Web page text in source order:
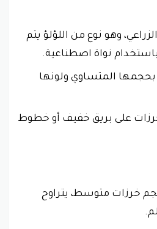
وهو نوع من اللؤلؤ يتم
باستخدام نواة اصطناعية.
بحجمها المتساوي ولونها
على بريق خفيف أو خطوط
خرزات متوسط، يتراوح